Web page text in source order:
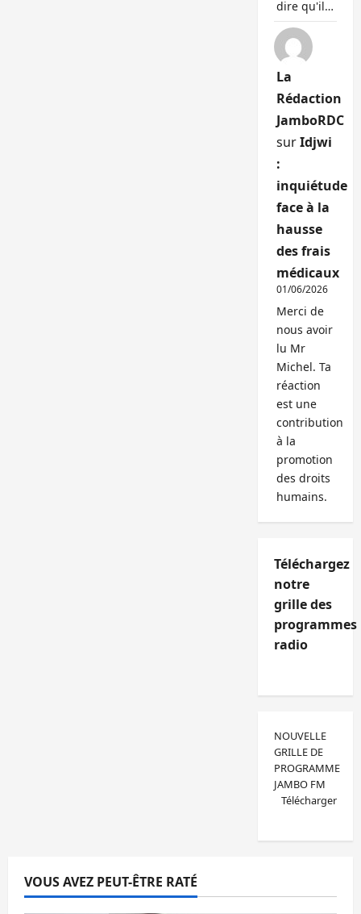
dire qu'il…
La
Rédaction
JamboRDC
surIdjwi
:
inquiétude
face à la
hausse
des frais
médicaux
01/06/2026
Merci de
nous avoir
lu Mr
Michel. Ta
réaction
est une
contribution
à la
promotion
des droits
humains.
Téléchargez
notre
grille des
programmes
radio
NOUVELLE
GRILLE DE
PROGRAMME
JAMBO FM
Télécharger
VOUS AVEZ PEUT-ÊTRE RATÉ